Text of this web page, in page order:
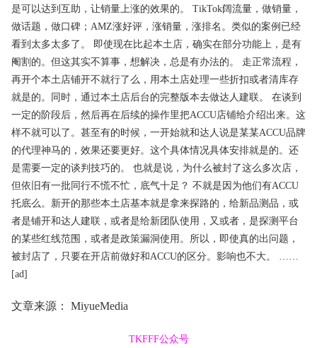
是可以达到互助，让销量上涨的效果的。 TikTok阔流量，做销量，
做话题，做口碑；AMZ涨好评，涨销量，涨排名。类似的案例已经
看到太多太多了。 即使现在比起本土店，确实在部分功能上，是有
阉割的。但这其实不算事，想解决，总是有办法的。 走正常流程，
再开个本土店铺开不就行了么，用本土店处理一些折扣或者清库存
就是的。同时，通过本土店后台的完整版本去做达人建联。 在谈到
一定的阶段后，然后再在后续的操作里把ACCU店铺给介绍出来。这
样不就可以了。甚至有的时候，一开始就和达人说是某某ACCU品牌
的代理神马的，效果还要更好。这个具体情况具体安排就是的。还
是需要一定的谈判技巧的。 也就是说，为什么被封了这么多次店，
但依旧有一批同行不慌不忙，底气十足？ 不就是因为他们有ACCU
托底么。新开的那些本土店基本就是拿来探路的，给新品测品，或
者是铺开和达人建联，或者是给新团队使用，又或者，是探测平台
的某些红线范围，或者是政策漏洞使用。所以，即使真的出问题，
被封店了，只要在开店前做好和ACCU的区分。影响也不大。 ……
[ad]
文章来源： MiyueMedia
TKFFF公众号